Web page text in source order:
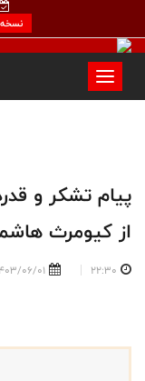
پیام تشکر و
از کیومرث
22:30
06/01